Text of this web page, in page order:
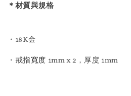
＊材質與規格
・18K金
・戒指寬度 1mm x 2，厚度 1mm